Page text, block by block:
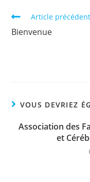
Article précédent
Bienvenue
VOUS DEVRIEZ
Association des
et